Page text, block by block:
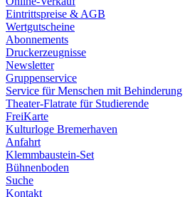
Eintrittspreise & AGB
Wertgutscheine
Abonnements
Druckerzeugnisse
Newsletter
Gruppenservice
Service für Menschen mit Behinderung
Theater-Flatrate für Studierende
FreiKarte
Kulturloge Bremerhaven
Anfahrt
Klemmbaustein-Set
Bühnenboden
Suche
Kontakt